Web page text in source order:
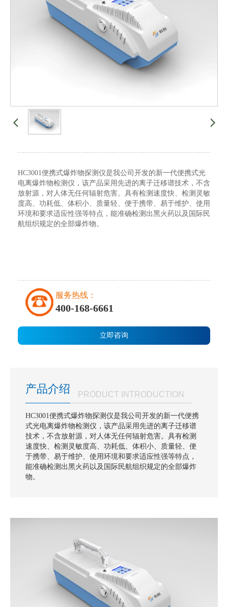
HC3001便携式爆炸物探测仪是我公司开发的新一代便携式光
电离爆炸物检测仪，该产品采用先进的离子迁移谱技术，不含
放射源，对人体无任何辐射危害。具有检测速度快、检测灵敏
度高、功耗低、体积小、质量轻、便于携带、易于维护、使用
环境和要求适应性强等特点，能准确检测出黑火药以及国际民
航组织规定的全部爆炸物。
服务热线：
400-168-6661
立即咨询
产品介绍 PRODUCT INTRODUCTION
HC3001便携式爆炸物探测仪是我公司开发的新一代便携
式光电离爆炸物检测仪，该产品采用先进的离子迁移谱
技术，不含放射源，对人体无任何辐射危害。具有检测
速度快、检测灵敏度高、功耗低、体积小、质量轻、便
于携带、易于维护、使用环境和要求适应性强等特点，
能准确检测出黑火药以及国际民航组织规定的全部爆炸
物。